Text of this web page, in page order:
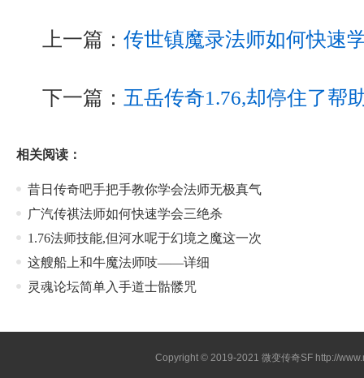
上一篇： 传世镇魔录法师如何快速
下一篇： 五岳传奇1.76,却停住了帮
相关阅读：
昔日传奇吧手把手教你学会法师无极真气
广汽传祺法师如何快速学会三绝杀
1.76法师技能,但河水呢于幻境之魔这一次
这艘船上和牛魔法师吱——详细
灵魂论坛简单入手道士骷髅咒
Copyright © 2019-2021 微变传奇SF http://